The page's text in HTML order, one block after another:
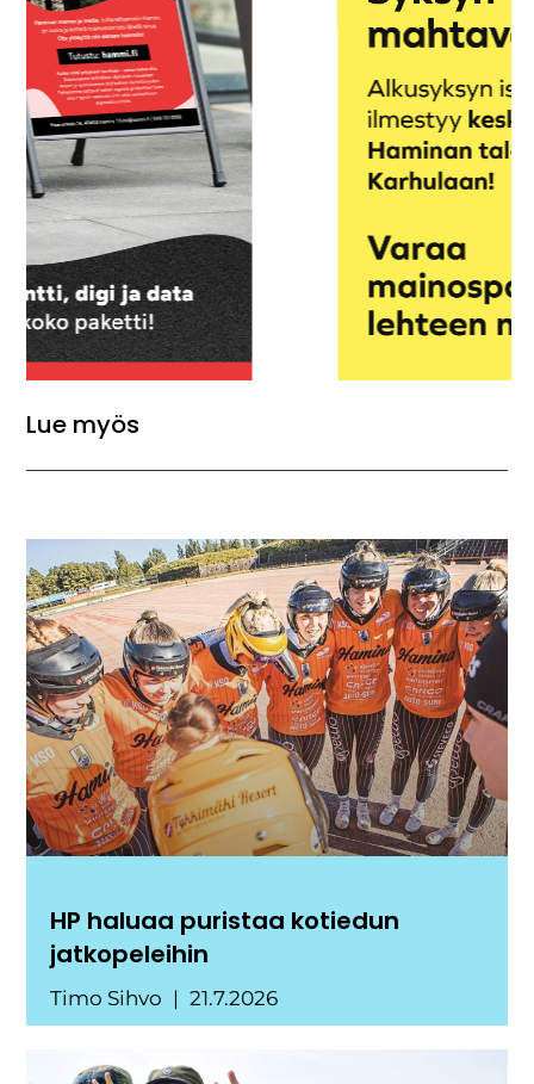
Lue myös
HP haluaa puristaa kotiedun
jatkopeleihin
Timo Sihvo 21.7.2026